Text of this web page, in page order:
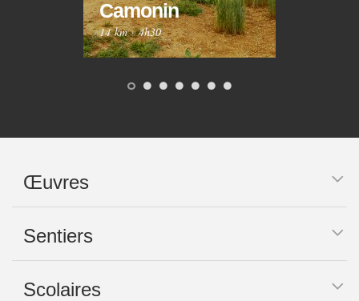
Camonin
14 km·4h30
Œuvres
Sentiers
Scolaires